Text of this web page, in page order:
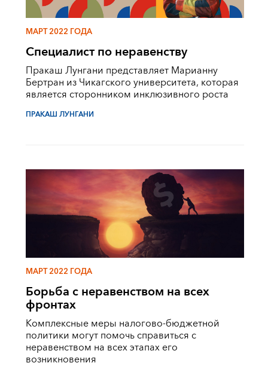
МАРТ 2022 ГОДА
Специалист по неравенству
Пракаш Лунгани представляет Марианну
Бертран из Чикагского университета, которая
является сторонником инклюзивного роста
ПРАКАШ ЛУНГАНИ
МАРТ 2022 ГОДА
Борьба с неравенством на всех
фронтах
Комплексные меры налогово-бюджетной
политики могут помочь справиться с
неравенством на всех этапах его
возникновения